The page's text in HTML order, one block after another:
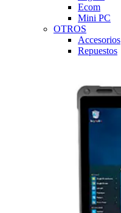
Ecom
Mini PC
OTROS
Accesorios
Repuestos